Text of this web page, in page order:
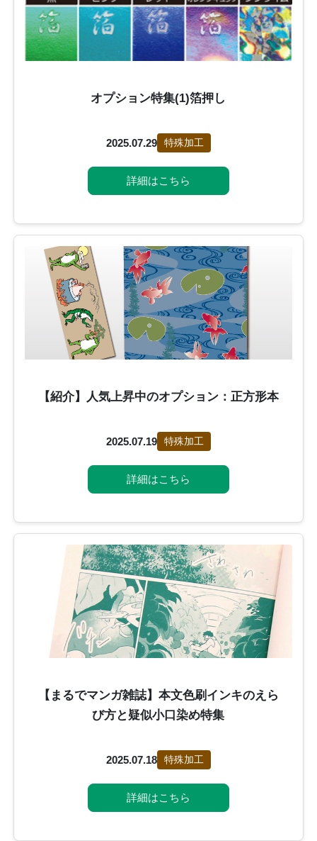
オプション特集(1)箔押し
2025.07.29 特殊加工
詳細はこちら
【紹介】人気上昇中のオプション：正方形本
2025.07.19 特殊加工
詳細はこちら
【まるでマンガ雑誌】本文色刷インキのえら
び方と疑似小口染め特集
2025.07.18 特殊加工
詳細はこちら